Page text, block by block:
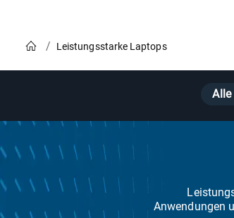
Home Leistungsstarke Laptops
Anwendungen